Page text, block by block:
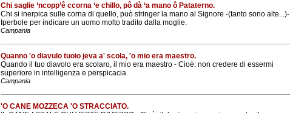
Chi saglie ‘ncopp’ê ccorna ‘e chillo, pô dà ‘a mano ô Pataterno.
Chi si inerpica sulle corna di quello, può stringer la mano al Signore -(tanto sono alte...)-
Iperbole per indicare un uomo molto tradito dalla moglie.
Campania
Quanno 'o diavulo tuoio jeva a' scola, 'o mio era maestro.
Quando il tuo diavolo era scolaro, il mio era maestro - Cioè: non credere di essermi
superiore in intelligenza e perspicacia.
Campania
'O CANE MOZZECA 'O STRACCIATO.